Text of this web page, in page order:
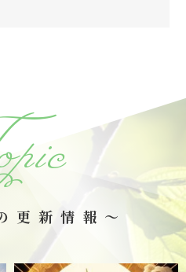
更新情報～